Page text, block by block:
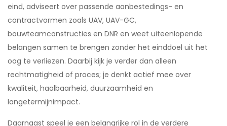
eind, adviseert over passende aanbestedings- en
contractvormen zoals UAV, UAV-GC,
bouwteamconstructies en DNR en weet uiteenlopende
belangen samen te brengen zonder het einddoel uit het
oog te verliezen. Daarbij kijk je verder dan alleen
rechtmatigheid of proces; je denkt actief mee over
kwaliteit, haalbaarheid, duurzaamheid en
langetermijnimpact.
Daarnaast speel je een belangrijke rol in de verdere